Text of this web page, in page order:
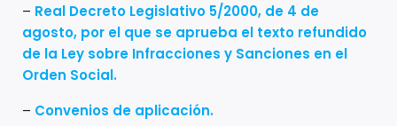
– Real Decreto Legislativo 5/2000, de 4 de
agosto, por el que se aprueba el texto refundido
de la Ley sobre Infracciones y Sanciones en el
Orden Social.
– Convenios de aplicación.